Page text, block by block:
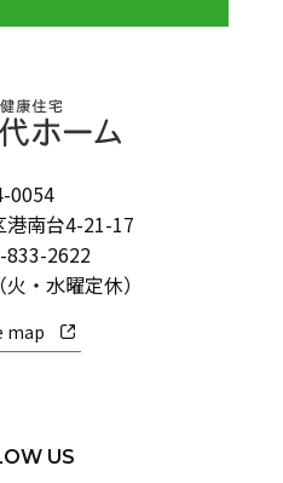
0054
港南台4-21-17
833-2622
・水曜定休）
map
US